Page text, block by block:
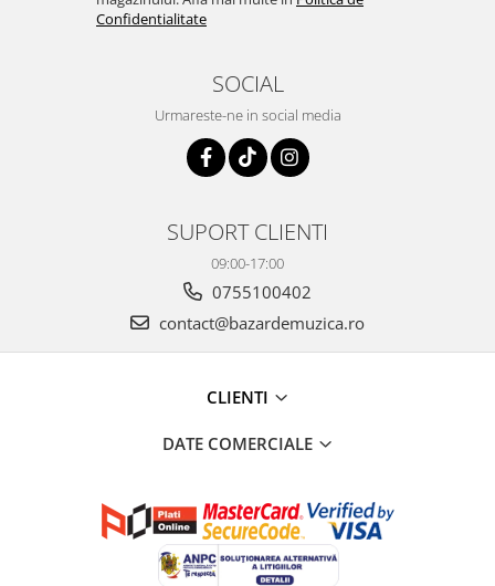
Confidentialitate
SOCIAL
Urmareste-ne in social media
SUPORT CLIENTI
09:00-17:00
0755100402
contact@bazardemuzica.ro
CLIENTI
DATE COMERCIALE